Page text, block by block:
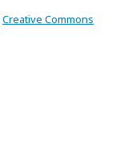
Creative Commons